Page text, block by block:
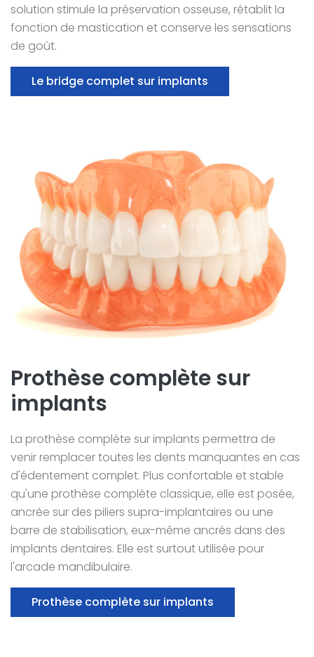
solution stimule la préservation osseuse, rétablit la
fonction de mastication et conserve les sensations
de goût.
Le bridge complet sur implants
Prothèse complète sur
implants
La prothèse complète sur implants permettra de
venir remplacer toutes les dents manquantes en cas
d'édentement complet. Plus confortable et stable
qu'une prothèse complète classique, elle est posée,
ancrée sur des piliers supra-implantaires ou une
barre de stabilisation, eux-même ancrés dans des
implants dentaires. Elle est surtout utilisée pour
l'arcade mandibulaire.
Prothèse complète sur implants